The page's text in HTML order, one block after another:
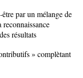
par un mélange de
résultats
» complètant